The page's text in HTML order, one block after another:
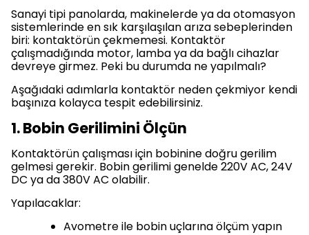
Sanayi tipi panolarda, makinelerde ya da otomasyon
sistemlerinde en sık karşılaşılan arıza sebeplerinden
biri: kontaktörün çekmemesi. Kontaktör
çalışmadığında motor, lamba ya da bağlı cihazlar
devreye girmez. Peki bu durumda ne yapılmalı?
Aşağıdaki adımlarla kontaktör neden çekmiyor kendi
başınıza kolayca tespit edebilirsiniz.
1. Bobin Gerilimini Ölçün
Kontaktörün çalışması için bobinine doğru gerilim
gelmesi gerekir. Bobin gerilimi genelde 220V AC, 24V
DC ya da 380V AC olabilir.
Yapılacaklar:
Avometre ile bobin uçlarına ölçüm yapın